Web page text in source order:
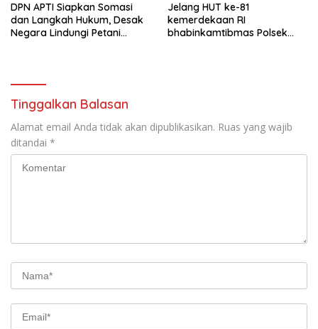
DPN APTI Siapkan Somasi
dan Langkah Hukum, Desak
Negara Lindungi Petani
Jelang HUT ke-81
kemerdekaan RI
bhabinkamtibmas Polsek
Tinggalkan Balasan
Alamat email Anda tidak akan dipublikasikan. Ruas yang wajib
ditandai *